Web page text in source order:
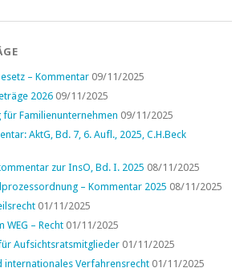
– Kommentar 09/11/2025
2026 09/11/2025
Familienunternehmen 09/11/2025
AktG, Bd. 7, 6. Aufl., 2025, C.H.Beck
zur InsO, Bd. I. 2025 08/11/2025
– Kommentar 2025 08/11/2025
01/11/2025
WEG – Recht 01/11/2025
Aufsichtsratsmitglieder 01/11/2025
internationales Verfahrensrecht 01/11/2025